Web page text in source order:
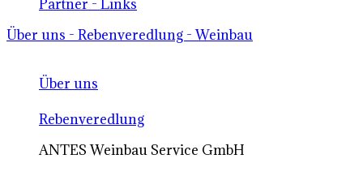
Partner - Links
Über uns - Rebenveredlung - Weinbau
Über uns
Rebenveredlung
ANTES Weinbau Service GmbH